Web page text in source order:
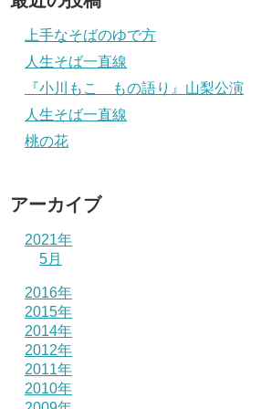
上手なそばのゆで方
人生そば一直線
『小川もこ もの語り』山梨公演
人生そば一直線
桃の花
アーカイブ
2021年
5月
2016年
2015年
2014年
2012年
2011年
2010年